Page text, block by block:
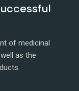
of medicinal
as the